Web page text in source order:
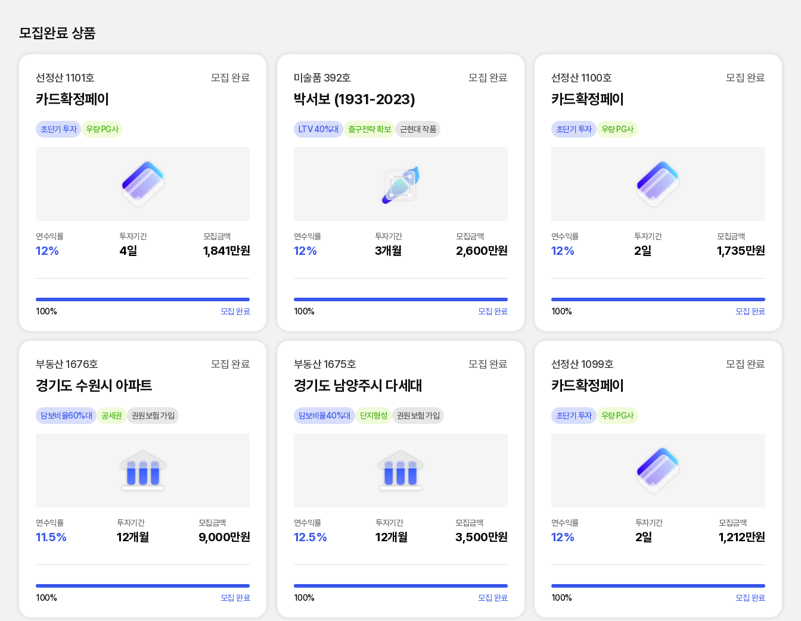
모집완료 상품
선정산 1101호 모집 완료
카드확정페이
초단기 투자 우량 PG사
연수익률
12%
투자기간
4일
모집금액
1,841만원
100% 모집 완료
미술품 392호 모집 완료
박서보 (1931-2023)
LTV 40%대 출구전략 확보 근현대 작품
연수익률
12%
투자기간
3개월
모집금액
2,600만원
100% 모집 완료
선정산 1100호 모집 완료
카드확정페이
초단기 투자 우량 PG사
연수익률
12%
투자기간
2일
모집금액
1,735만원
100% 모집 완료
부동산 1676호 모집 완료
경기도 수원시 아파트
담보비율60%대 공세권 권원보험 가입
연수익률
11.5%
투자기간
12개월
모집금액
9,000만원
100% 모집 완료
부동산 1675호 모집 완료
경기도 남양주시 다세대
담보비율40%대 단지형성 권원보험 가입
연수익률
12.5%
투자기간
12개월
모집금액
3,500만원
100% 모집 완료
선정산 1099호 모집 완료
카드확정페이
초단기 투자 우량 PG사
연수익률
12%
투자기간
2일
모집금액
1,212만원
100% 모집 완료